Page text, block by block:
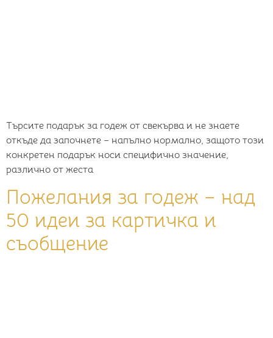
Търсите подарък за годеж от свекърва и не знаете
откъде да започнете – напълно нормално, защото този
конкретен подарък носи специфично значение,
различно от жеста
Пожелания за годеж – над
50 идеи за картичка и
съобщение